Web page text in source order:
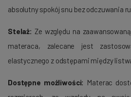
absolutny spokój snu bez odczuwania
Stelaż:Ze względu na
materaca, zalecane jest
elastycznego z odstępami między
Dostępne możliwości: Materac